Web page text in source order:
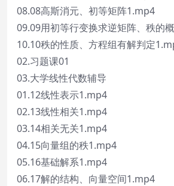
08.08高斯消元、初等矩阵1.mp4
09.09用初等行变换求逆矩阵、秩的
10.10秩的性质、方程组有解判定
02.习题课01
03.大学线性代数辅导
01.12线性表示1.mp4
02.13线性相关1.mp4
03.14相关无关1.mp4
04.15向量组的秩1.mp4
05.16基础解系1.mp4
06.17解的结构、向量空间1.mp4